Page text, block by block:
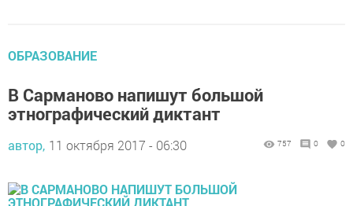
ОБРАЗОВАНИЕ
В Сарманово напишут большой
этнoграфический диктант
автор, 11 октября 2017 - 06:30 757 0 0